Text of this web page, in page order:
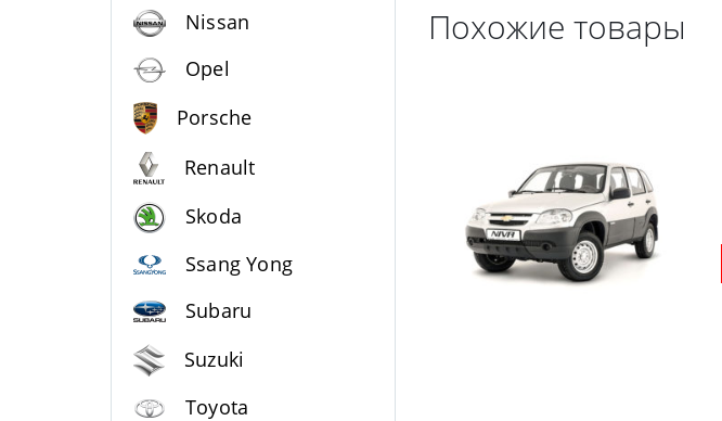
Похожие товары
Nissan
Opel
Porsche
Renault
Skoda
Ssang Yong
Subaru
Suzuki
Toyota